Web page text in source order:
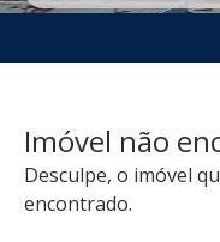
Imóvel não
Desculpe, o imóvel
encontrado.